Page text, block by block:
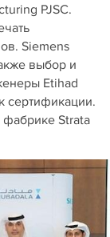
PJSC.
Siemens
выбор и
Etihad
сертификации.
фабрике Strata